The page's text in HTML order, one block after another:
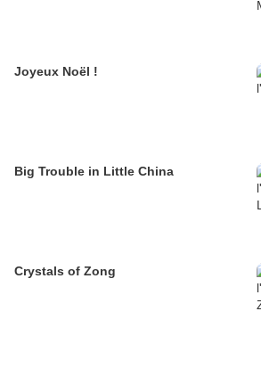
Joyeux Noël !
Big Trouble in Little China
Crystals of Zong